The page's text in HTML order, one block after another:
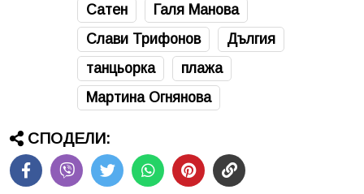
Сатен
Галя Манова
Слави Трифонов
Дългия
танцьорка
плажа
Мартина Огнянова
СПОДЕЛИ: